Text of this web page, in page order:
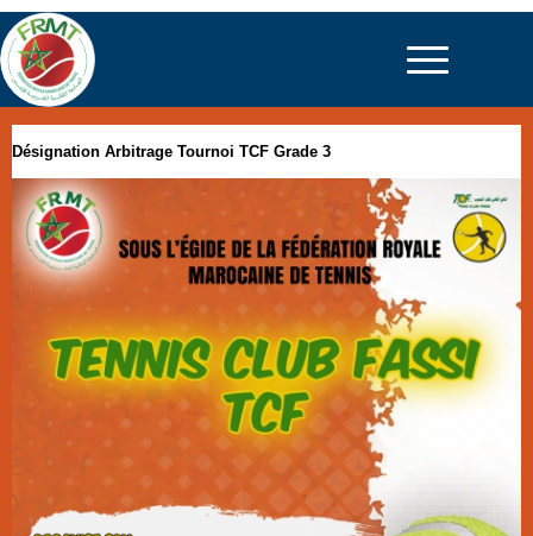
Désignation Arbitrage Tournoi TCF Grade 3